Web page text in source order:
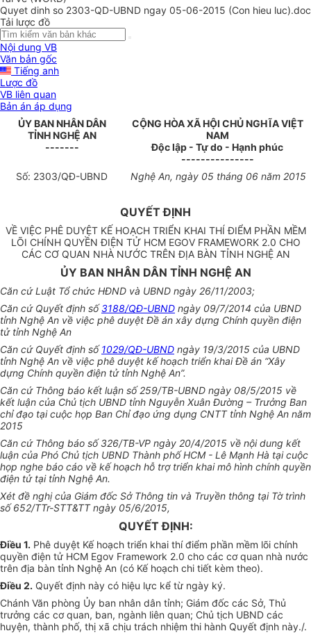
Quyet dinh so 2303-QD-UBND ngay 05-06-2015 (Con hieu luc).doc
Tải lược đồ
Nội dung VB
Văn bản gốc
Tiếng anh
Lược đồ
VB liên quan
Bản án áp dụng
ỦYBAN NHÂN DÂN
TỈNH NGHỆ AN
-------
CỘNG HÒA XÃ HỘI CHỦ NGHĨA VIỆT
NAM
Độc lập - Tự do - Hạnh phúc
---------------
Số: 2303/QĐ-UBND Nghệ An, ngày 05 tháng 06năm 2015
QUYẾT ĐỊNH
VỀ VIỆC PHÊ DUYỆT KẾ HOẠCH TRIỂN KHAI THÍ ĐIỂM PHẦN MỀM
LÕI CHÍNH QUYỀN ĐIỆN TỬ HCM EGOV FRAMEWORK 2.0 CHO
CÁC CƠ QUAN NHÀ NƯỚC TRÊN ĐỊA BÀN TỈNH NGHỆ AN
ỦY BAN NHÂN DÂN TỈNH NGHỆ AN
Căn cứ Luật Tổ chức HĐND và UBND ngày 26/11/2003;
Căn cứ Quyết định số3188/QĐ-UBND ngày 09/7/2014 của UBND
tỉnh Nghệ An về việc phê duyệt Đề án xây dựng Chính quyền điện
tử tỉnh Nghệ An
Căn cứ Quyết định số1029/QĐ-UBND ngày 19/3/2015 của UBND
tỉnh Nghệ An về việc phê duyệt kế hoạch triển khai Đề án “Xây
dựng Chính quyền điện tử tỉnh Nghệ An”.
Căn cứ Thông báo kết luận số 259/TB-UBND ngày 08/5/2015 về
kết luận của Chủ tịch UBND tỉnh Nguyễn Xuân Đường – Trưởng Ban
chỉ đạo tại cuộc họp Ban Chỉ đạo ứng dụng CNTT tỉnh Nghệ An năm
2015
Căn cứ Thông báo số 326/TB-VP ngày 20/4/2015 về nội dung kết
luận của Phó Chủ tịch UBND Thành phố HCM - Lê Mạnh Hà tại cuộc
họp nghe báo cáo về kế hoạch hỗ trợ triển khai mô hình chính quyền
điện tử tại tỉnh Nghệ An.
Xét đề nghị của Giám đốc Sở Thông tin và Truyền thông tại Tờ trình
số 652/TTr-STT&TT ngày 05/6/2015,
QUYẾT ĐỊNH:
Điều 1. Phê duyệt Kế hoạch triển khai thí điểm phần mềm lõi chính
quyền điện tử HCM Egov Framework 2.0 cho các cơ quan nhà nước
trên địa bàn tỉnh Nghệ An (có Kế hoạch chi tiết kèm theo).
Điều 2. Quyết định này có hiệu lực kể từ ngày ký.
Chánh Văn phòng Ủy ban nhân dân tỉnh; Giám đốc các Sở, Thủ
trưởng các cơ quan, ban, ngành liên quan; Chủ tịch UBND các
huyện, thành phố, thị xã chịu trách nhiệm thi hành Quyết định này./.